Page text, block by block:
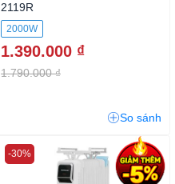
2119R
2000W
1.390.000 ₫
1.790.000 ₫
So sánh
-30%